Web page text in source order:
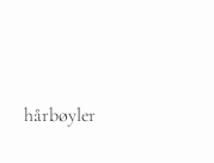
hårbøyler